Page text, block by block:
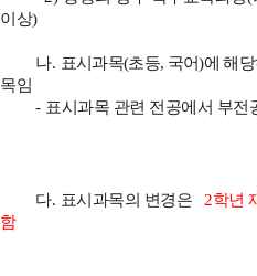
이상)
나. 표시과목(초등, 국어)에 해
목임
- 표시과목 관련 전공에서 부전
다. 표시과목의 변경은 2학년
함